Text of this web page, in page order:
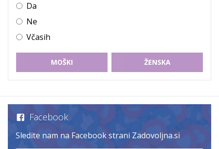
Da
Ne
Včasih
MOŠKI ŽENSKA
Facebook
Sledite nam na Facebook strani Zadovoljna.si